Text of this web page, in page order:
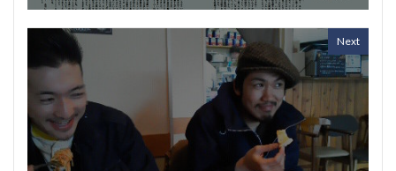
Next